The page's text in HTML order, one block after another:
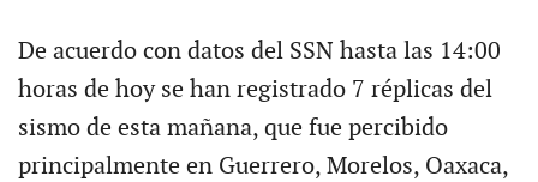
De acuerdo con datos del SSN hasta las 14:00
horas de hoy se han registrado 7 réplicas del
sismo de esta mañana, que fue percibido
principalmente en Guerrero, Morelos, Oaxaca,